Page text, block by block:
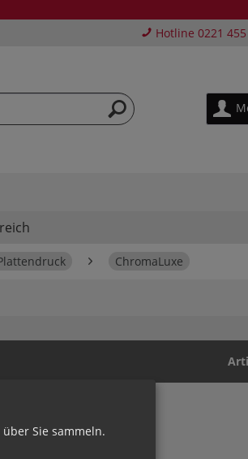
Hotline 0221
ChromaLuxe
Sie sammeln.